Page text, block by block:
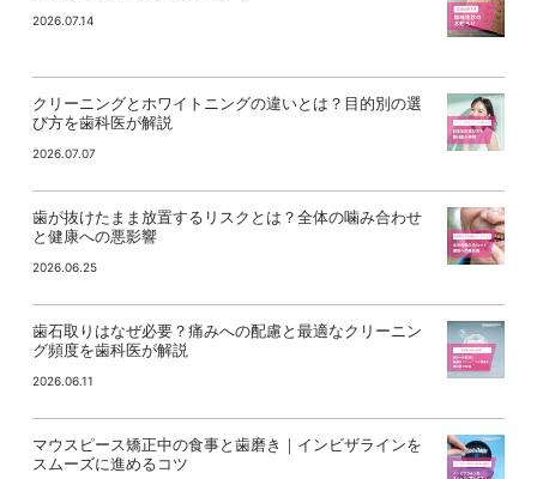
2026.07.14
クリーニングとホワイトニングの違いとは？目的別の選
び方を歯科医が解説
2026.07.07
歯が抜けたまま放置するリスクとは？全体の噛み合わせ
と健康への悪影響
2026.06.25
歯石取りはなぜ必要？痛みへの配慮と最適なクリーニン
グ頻度を歯科医が解説
2026.06.11
マウスピース矯正中の食事と歯磨き｜インビザラインを
スムーズに進めるコツ